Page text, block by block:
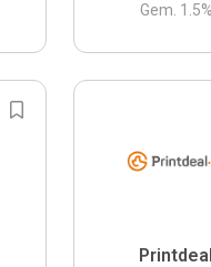
Gem. 1.5%
Printdeal